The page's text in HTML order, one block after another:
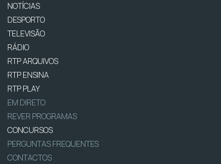
NOTÍCIAS
DESPORTO
TELEVISÃO
RÁDIO
RTP ARQUIVOS
RTP ENSINA
RTP PLAY
EM DIRETO
REVER PROGRAMAS
CONCURSOS
PERGUNTAS FREQUENTES
CONTACTOS